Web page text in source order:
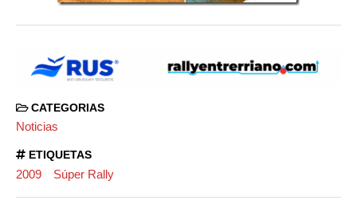
CATEGORIAS
Noticias
ETIQUETAS
2009 Súper Rally